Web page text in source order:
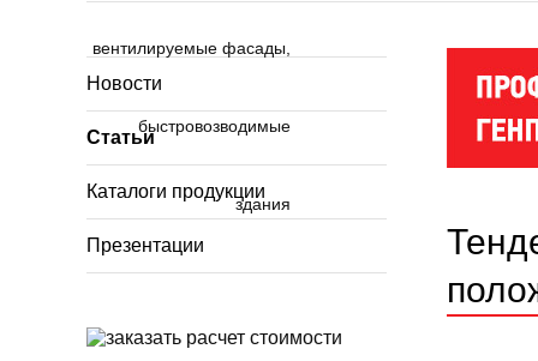
Новости
Статьи
Каталоги продукции
Презентации